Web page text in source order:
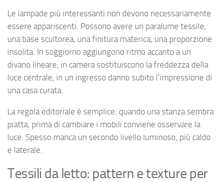
Le lampade più interessanti non devono necessariamente
essere appariscenti. Possono avere un paralume tessile,
una base scultorea, una finitura materica, una proporzione
insolita. In soggiorno aggiungono ritmo accanto a un
divano lineare; in camera sostituiscono la freddezza della
luce centrale; in un ingresso danno subito l’impressione di
una casa curata.
La regola editoriale è semplice: quando una stanza sembra
piatta, prima di cambiare i mobili conviene osservare la
luce. Spesso manca un secondo livello luminoso, più caldo
e laterale.
Tessili da letto: pattern e texture per